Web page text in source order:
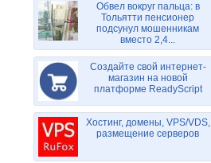
Обвел вокруг пальца: в
Тольятти пенсионер
подсунул мошенникам
вместо 2,4...
Создайте свой интернет-
магазин на новой
платформе ReadyScript
Хостинг, домены, VPS/VDS,
размещение серверов